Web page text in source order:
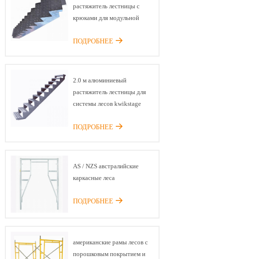
растяжитель лестницы с
крюками для модульной
ПОДРОБНЕЕ
2.0 м алюминиевый
растяжитель лестницы для
системы лесов kwikstage
ПОДРОБНЕЕ
AS / NZS австралийские
каркасные леса
ПОДРОБНЕЕ
американские рамы лесов с
порошковым покрытием и